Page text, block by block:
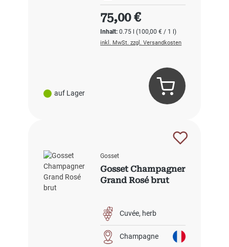
auf Lager
Inhalt:0.75 l(100,00 € / 1 l)
Regulärer Preis:
75,00 €
inkl. MwSt. zzgl. Versandkosten
Gosset
Gosset Champagner
Grand Rosé brut
Cuvée herb
Champagne